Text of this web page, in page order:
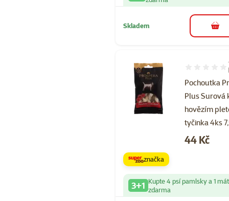
Skladem do
Pochoutka
Plus Surová
hovězím
tyčinka 4ks
Hodnocení
Cena
44 Kč
značka
3+1 Kupte 4 psí pamlsky a 1
zdarma